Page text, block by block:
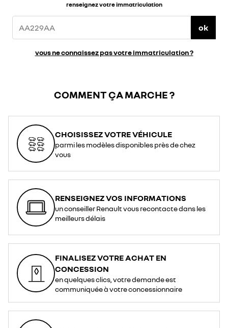
renseignez votre immatriculation
ok
vous ne connaissez pas votre immatriculation ?
COMMENT ÇA MARCHE ?
CHOISISSEZ VOTRE VÉHICULE
parmi les modèles disponibles près de chez
vous
RENSEIGNEZ VOS INFORMATIONS
un conseiller Renault vous recontacte dans les
meilleurs délais
FINALISEZ VOTRE ACHAT EN
CONCESSION
en quelques clics, votre demande est
communiquée à votre concessionnaire